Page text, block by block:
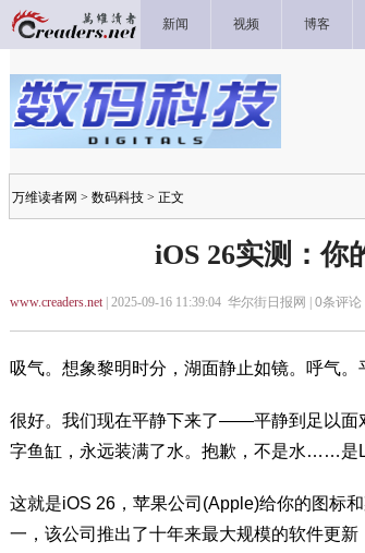
新闻 视频 博客
万维读者网 > 数码科技 > 正文
iOS 26实测：你
www.creaders.net| 2025-09-16 11:39:04 华尔街日报网 | 0条评论 |
吸气。想象黎明时分，湖面静止如镜。呼气。
很好。我们现在平静下来了——平静到足以面
字鱼缸，永远装满了水。抱歉，不是水……是
这就是iOS 26，苹果公司(Apple)给你的图标
一，该公司推出了十年来最大规模的软件更